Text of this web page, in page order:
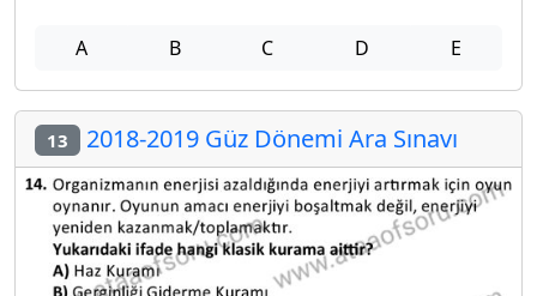
A B C D E
13 2018-2019 Güz Dönemi Ara Sınavı